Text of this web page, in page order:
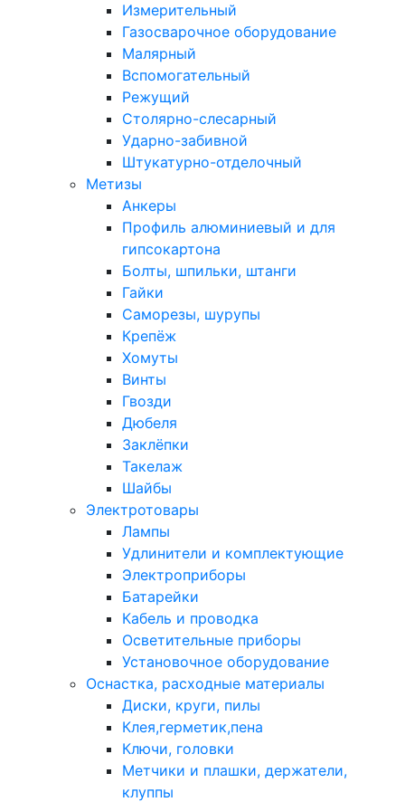
Измерительный
Газосварочное оборудование
Малярный
Вспомогательный
Режущий
Столярно-слесарный
Ударно-забивной
Штукатурно-отделочный
Метизы
Анкеры
Профиль алюминиевый и для
гипсокартона
Болты, шпильки, штанги
Гайки
Саморезы, шурупы
Крепёж
Хомуты
Винты
Гвозди
Дюбеля
Заклёпки
Такелаж
Шайбы
Электротовары
Лампы
Удлинители и комплектующие
Электроприборы
Батарейки
Кабель и проводка
Осветительные приборы
Установочное оборудование
Оснастка, расходные материалы
Диски, круги, пилы
Клея,герметик,пена
Ключи, головки
Метчики и плашки, держатели,
клуппы